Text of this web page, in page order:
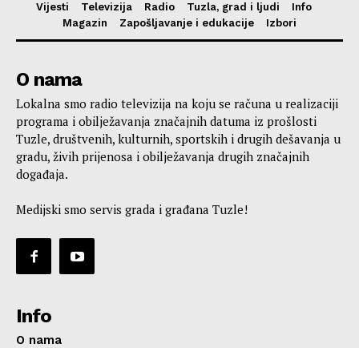
Vijesti Televizija Radio Tuzla, grad i ljudi
Info
Magazin
Zapošljavanje i edukacije Izbori
O nama
Lokalna smo radio televizija na koju se računa u realizaciji
programa i obilježavanja značajnih datuma iz prošlosti
Tuzle, društvenih, kulturnih, sportskih i drugih dešavanja u
gradu, živih prijenosa i obilježavanja drugih značajnih
događaja.
Medijski smo servis grada i građana Tuzle!
Info
O nama